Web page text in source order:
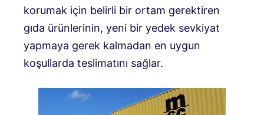
korumak için belirli bir ortam gerektiren
gıda ürünlerinin, yeni bir yedek sevkiyat
yapmaya gerek kalmadan en uygun
koşullarda teslimatını sağlar.